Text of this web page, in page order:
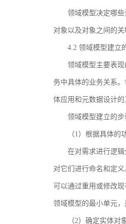
领域模型决定哪
对象以及对象之间的
4.2 领域模型建立
领域模型主要表
务中具体的业务关系
体应用和元数据设计
领域模型建立的
（1）根据具体
在对需求进行逻
对它们进行命名和定
可以通过重用或修改
领域模型的最小单元
（2）确定实体